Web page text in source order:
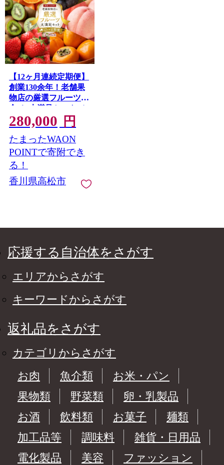
【12ヶ月連続定期便】
創業130余年！老舗果
物店の厳選フルーツ詰
合せ♪大満足セット（5
～8品種）
280,000 円
たまったWAON
POINTで寄附でき
る！
香川県高松市
応援する自治体をさがす
エリアからさがす
キーワードからさがす
返礼品をさがす
カテゴリからさがす
お肉
魚介類
お米・パン
果物類
野菜類
卵・乳製品
お酒
飲料類 お菓子
麺類
加工品等
調味料
雑貨・日用品
電化製品
美容
ファッション